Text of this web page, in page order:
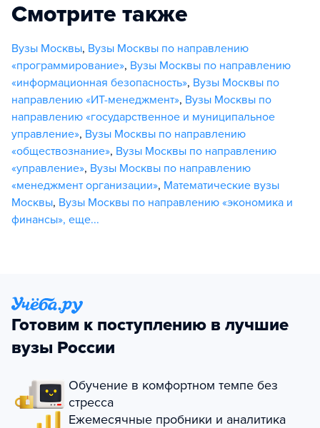
Смотрите также
Вузы Москвы, Вузы Москвы по направлению
«программирование», Вузы Москвы по направлению
«информационная безопасность», Вузы Москвы по
направлению «ИТ-менеджмент», Вузы Москвы по
направлению «государственное и муниципальное
управление», Вузы Москвы по направлению
«обществознание», Вузы Москвы по направлению
«управление», Вузы Москвы по направлению
«менеджмент организации», Математические вузы
Москвы, Вузы Москвы по направлению «экономика и
финансы», еще...
Готовим к поступлению в лучшие
вузы России
Обучение в комфортном темпе без
стресса
Ежемесячные пробники и аналитика